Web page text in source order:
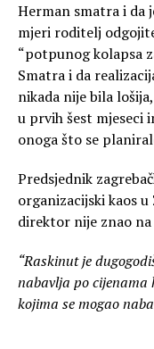
Herman smatra i da
mjeri roditelj
“potpunog kolapsa
Smatra i da
nikada nije bila
u prvih šest mjeseci
onoga što se
Predsjednik
organizacijski kaos
direktor nije znao
“Raskinut je
nabavlja po cijenama
kojima se mogao